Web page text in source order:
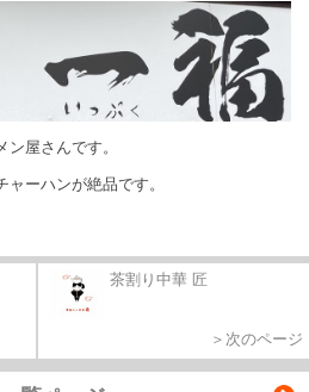
屋さんです。
ーハンが絶品です。
茶割り中華 匠
＞次のページ